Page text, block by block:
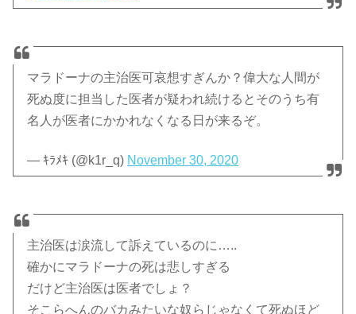
マラドーナの主治医可哀想すぎんか？偉大な人間が
死ぬ度に担当した医者が疑われ続けるとそのうち有
名人が医者にかかれなくなる日が来るぞ。
— ｷﾗﾒｷ (@k1r_q) November 30, 2020
主治医は涙流して訴えているのに…..
確かにマラドーナの死は悲しすぎる
だけど主治医は医者でしょ？
そこらへんのバカみたいな奴らじゃなくて死ぬほど